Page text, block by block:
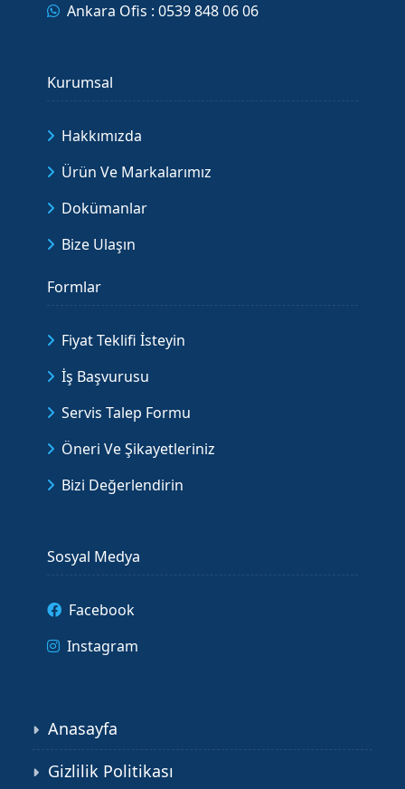
Ankara Ofis : 0539 848 06 06
Kurumsal
Hakkımızda
Ürün Ve Markalarımız
Dokümanlar
Bize Ulaşın
Formlar
Fiyat Teklifi İsteyin
İş Başvurusu
Servis Talep Formu
Öneri Ve Şikayetleriniz
Bizi Değerlendirin
Sosyal Medya
Facebook
Instagram
Anasayfa
Gizlilik Politikası